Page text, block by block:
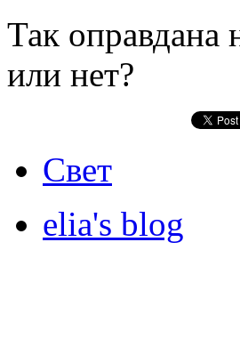
Так оправдана
или нет?
Свет
elia's blog